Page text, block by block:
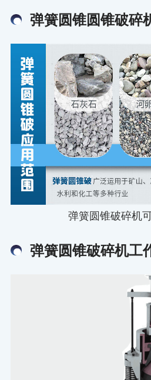
弹簧圆锥圆锥破碎
弹簧圆锥破碎机
弹簧圆锥破碎机工